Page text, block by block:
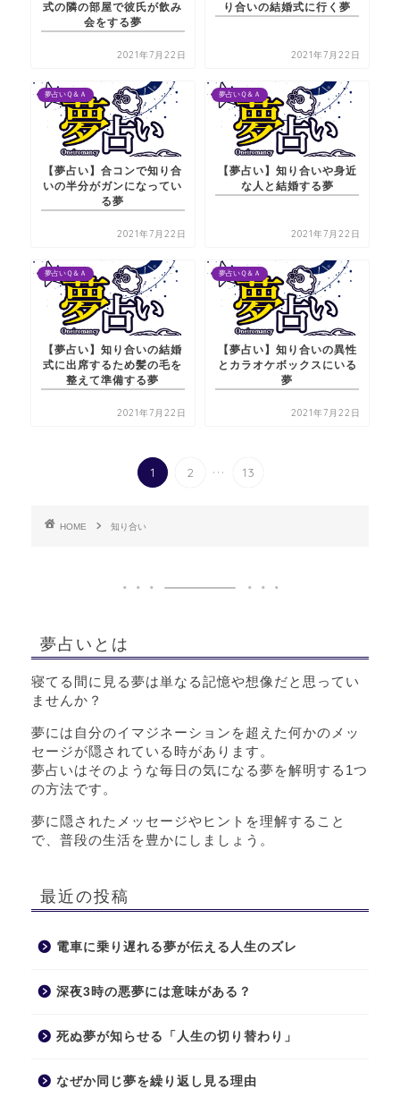
式の隣の部屋で彼氏が飲み
会をする夢
2021年7月22日
り合いの結婚式に行く夢
2021年7月22日
夢占いＱ＆Ａ
【夢占い】合コンで知り合
いの半分がガンになってい
る夢
2021年7月22日
夢占いＱ＆Ａ
【夢占い】知り合いや身近
な人と結婚する夢
2021年7月22日
夢占いＱ＆Ａ
【夢占い】知り合いの結婚
式に出席するため髪の毛を
整えて準備する夢
2021年7月22日
夢占いＱ＆Ａ
【夢占い】知り合いの異性
とカラオケボックスにいる
夢
2021年7月22日
1 2 ... 13
HOME 知り合い
夢占いとは
寝てる間に見る夢は単なる記憶や想像だと思ってい
ませんか？
夢には自分のイマジネーションを超えた何かのメッ
セージが隠されている時があります。
夢占いはそのような毎日の気になる夢を解明する1つ
の方法です。
夢に隠されたメッセージやヒントを理解すること
で、普段の生活を豊かにしましょう。
最近の投稿
電車に乗り遅れる夢が伝える人生のズレ
深夜3時の悪夢には意味がある？
死ぬ夢が知らせる「人生の切り替わり」
なぜか同じ夢を繰り返し見る理由